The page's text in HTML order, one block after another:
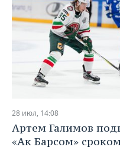
28 июл, 14:08
Артем Галимов
«Ак Барсом»